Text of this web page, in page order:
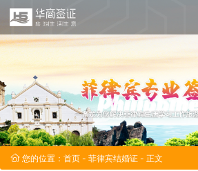
您的位置： 首页 - 菲律宾结婚证 - 正文